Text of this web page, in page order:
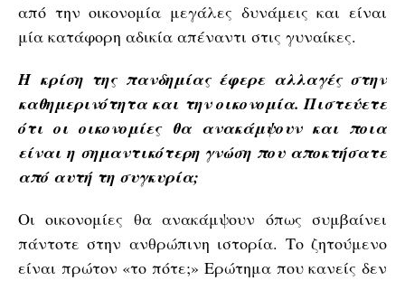
από την οικονομία μεγάλες δυνάμεις και είναι
μία κατάφορη αδικία απέναντι στις γυναίκες.
Η κρίση της πανδημίας έφερε αλλαγές στην
καθημερινότητα και την οικονομία. Πιστεύετε
ότι οι οικονομίες θα ανακάμψουν και ποια
είναι η σημαντικότερη γνώση που αποκτήσατε
από αυτή τη συγκυρία;
Οι οικονομίες θα ανακάμψουν όπως συμβαίνει
πάντοτε στην ανθρώπινη ιστορία. Το ζητούμενο
είναι πρώτον «το πότε;» Ερώτημα που κανείς δεν